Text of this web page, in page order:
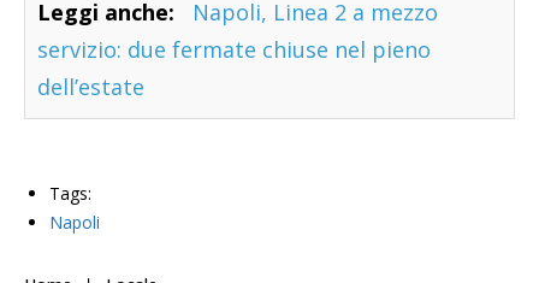
Leggi anche:
Napoli, Linea 2 a mezzo
servizio: due fermate chiuse nel pieno
dell’estate
Tags:
Napoli